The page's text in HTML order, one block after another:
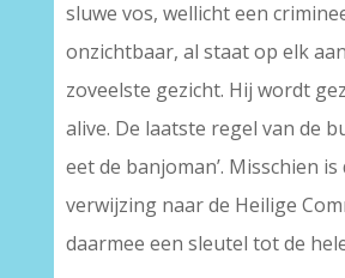
sluwe vos, wellicht een
onzichtbaar, al staat op elk
zoveelste gezicht. Hij wordt
alive. De laatste regel van de
eet de banjoman’. Misschien
verwijzing naar de Heilige
daarmee een sleutel tot de